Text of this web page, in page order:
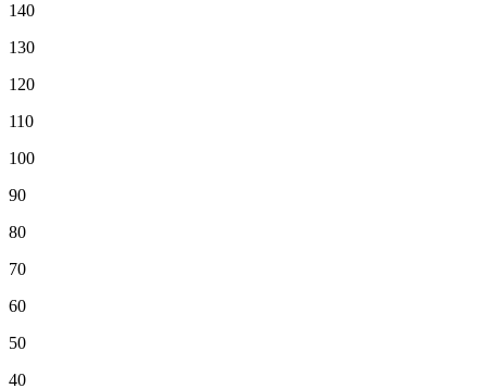
140
130
120
110
100
90
80
70
60
50
40